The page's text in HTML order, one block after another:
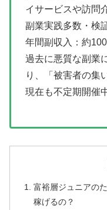
イサービスや訪問
副業実践多数・検
年間副収入：約
過去に悪質な副業
り、「被害者の集
現在も不定期開催
富裕層ジュニアの
稼げるの？